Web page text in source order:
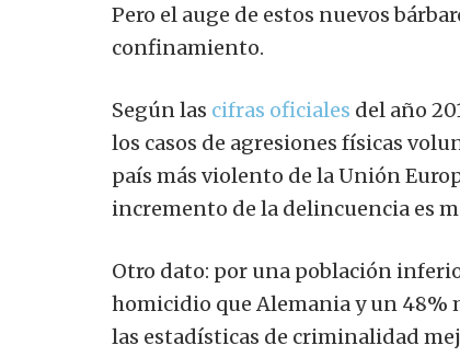
Pero el auge de estos nuevos
confinamiento.
Según las cifras oficiales del año
los casos de agresiones físicas
país más violento de la Unión
incremento de la delincuencia es
Otro dato: por una población
homicidio que Alemania y un 48%
las estadísticas de criminalidad